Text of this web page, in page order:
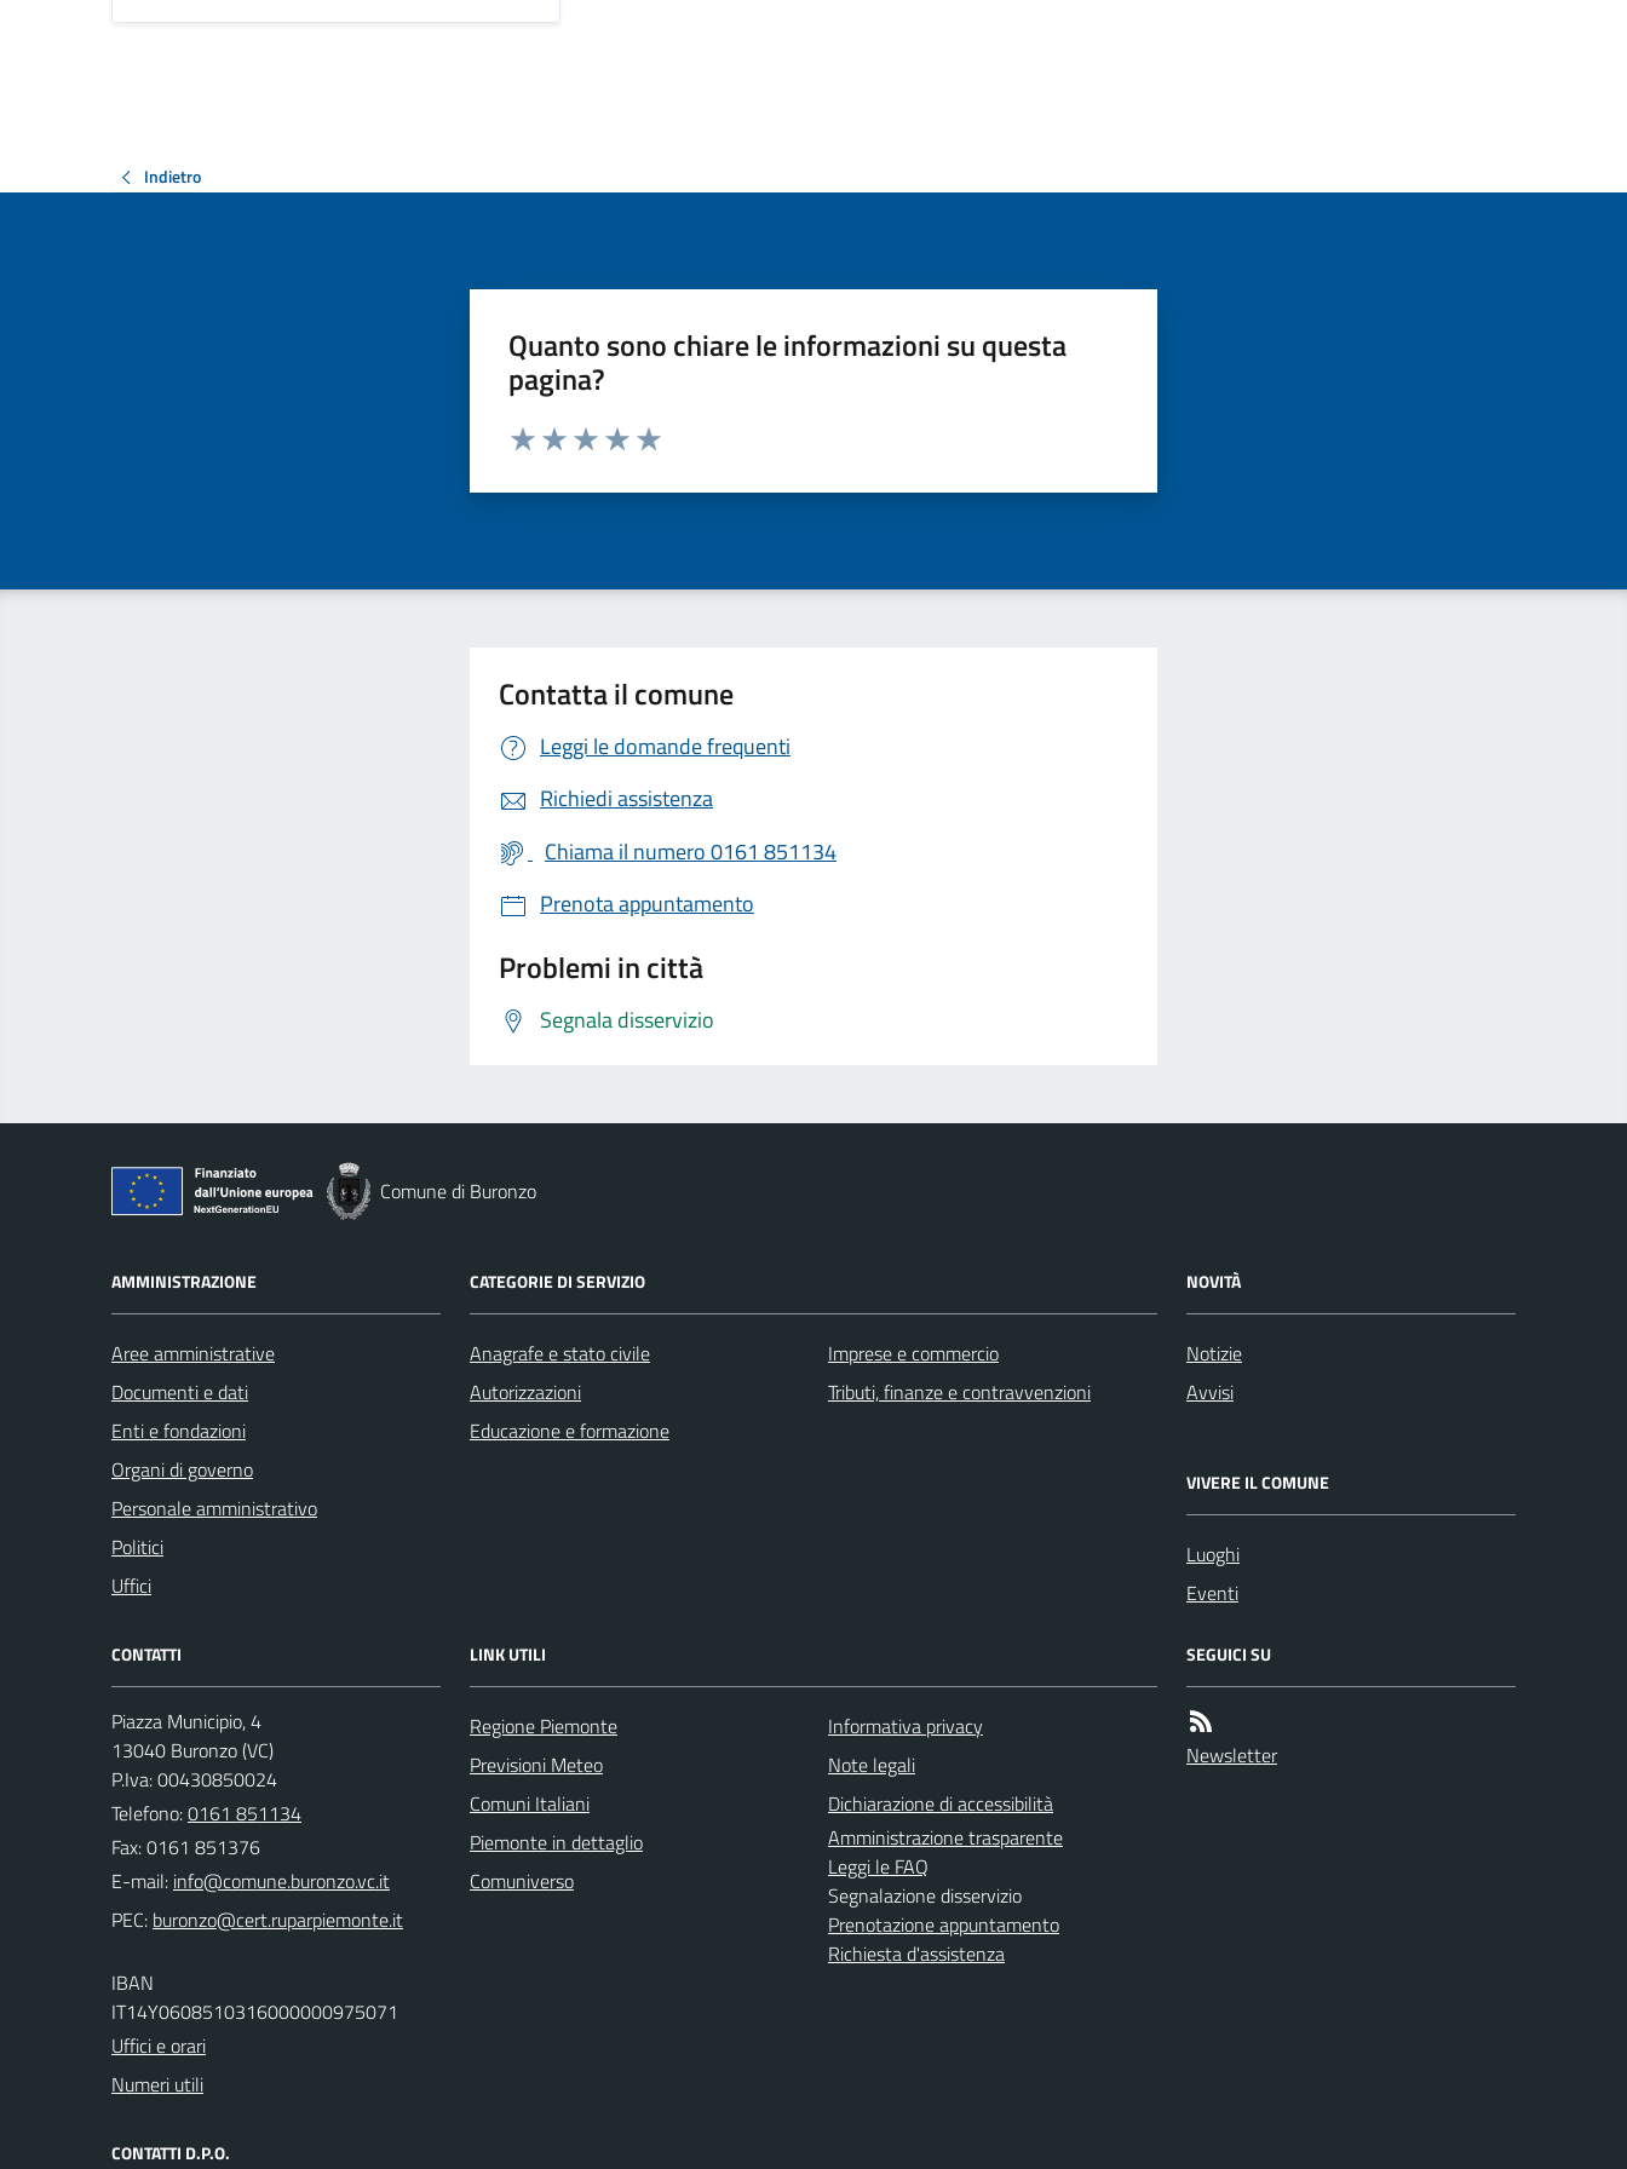
Indietro
Quanto sono chiare le informazioni su questa
pagina?
Valuta da 1 a 5 stelle la pagina
Contatta il comune
Leggi le domande frequenti
Richiedi assistenza
Chiama il numero 0161 851134
Prenota appuntamento
Problemi in città
Segnala disservizio
Comune di Buronzo
AMMINISTRAZIONE
Aree amministrative
Documenti e dati
Enti e fondazioni
Organi di governo
Personale amministrativo
Politici
Uffici
CATEGORIE DI SERVIZIO
Anagrafe e stato civile
Autorizzazioni
Educazione e formazione
Imprese e commercio
Tributi, finanze e contravvenzioni
NOVITÀ
Notizie
Avvisi
VIVERE IL COMUNE
Luoghi
Eventi
CONTATTI
Piazza Municipio, 4
13040 Buronzo (VC)
P.Iva: 00430850024
Telefono:0161 851134
Fax: 0161 851376
E-mail:
PEC:
IBAN
IT14Y0608510316000000975071
Uffici e orari
Numeri utili
CONTATTI D.P.O.
LINK UTILI
Regione Piemonte
Previsioni Meteo
Comuni Italiani
Piemonte in dettaglio
Comuniverso
Informativa privacy
Note legali
Dichiarazione di accessibilità
Amministrazione trasparente
Leggi le FAQ
Segnalazione disservizio
Prenotazione appuntamento
Richiesta d'assistenza
SEGUICI SU
Newsletter